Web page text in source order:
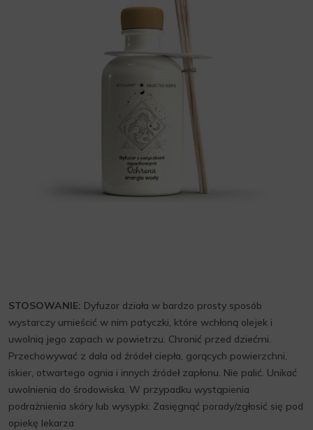
STOSOWANIE: Dyfuzor działa w bardzo prosty sposób
wystarczy umieścić w nim patyczki, które wchłoną olejek i
uwolnią jego zapach w powietrzu. Chronić przed dziećmi.
Przechowywać z dala od źródeł ciepła, gorących powierzchni,
iskier, otwartego ognia i innych źródeł zapłonu. Nie palić. Unikać
uwolnienia do środowiska. W przypadku wystąpienia
podrażnienia skóry lub wysypki: Zasięgnąć porady/zgłosić się pod
opiekę lekarza